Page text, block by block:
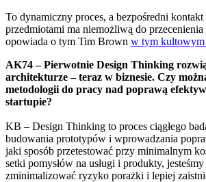
To dynamiczny proces, a bezpośredni
przedmiotami ma niemożliwą do
opowiada o tym Tim Brown w tym
AK74 – Pierwotnie Design Thinking
architekturze – teraz w biznesie. Czy
metodologii do pracy nad poprawą
startupie?
KB – Design Thinking to proces ciągłego
budowania prototypów i wprowadzania
jaki sposób przetestować przy minimalnym
setki pomysłów na usługi i produkty,
zminimalizować ryzyko porażki i lepiej